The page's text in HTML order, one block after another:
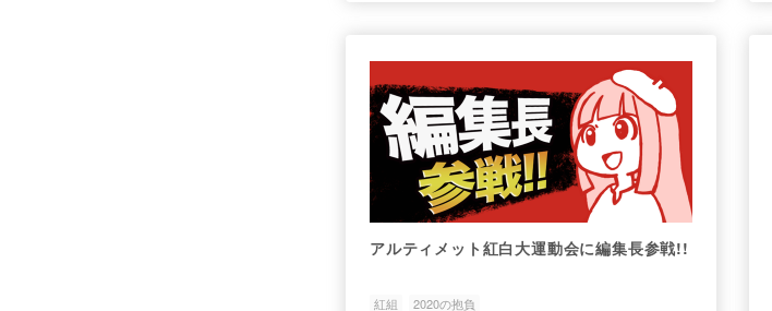
アルティメット紅白大運動会に編集長参戦!!
紅組 2020の抱負